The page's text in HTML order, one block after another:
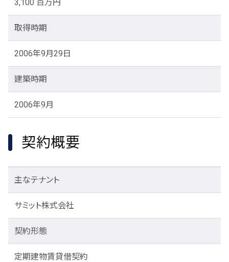
3,100 百万円
取得時期
2006年9月29日
建築時期
2006年9月
契約概要
主なテナント
サミット株式会社
契約形態
定期建物賃貸借契約